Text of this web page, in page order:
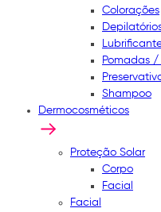
Colorações
Pomadas /
Shampoo
Dermocosméticos
Proteção Solar
Corpo
Facial
Facial